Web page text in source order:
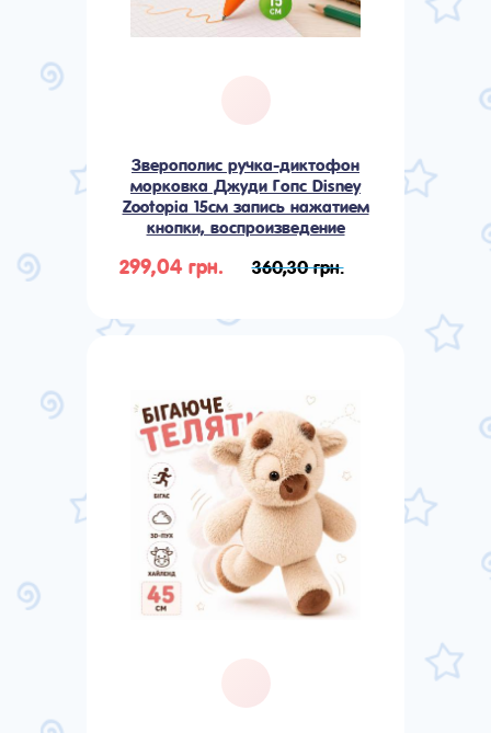
Зверополис ручка-диктофон
морковка Джуди Гопс Disney
Zootopia 15см запись нажатием
кнопки, воспроизведение
299,04 грн. 360,30 грн.